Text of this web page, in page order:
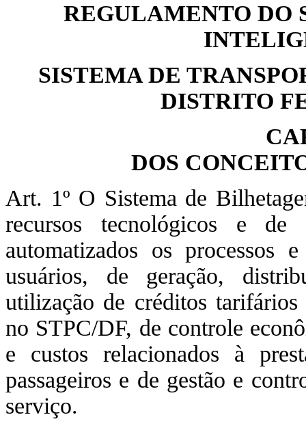
REGULAMENTO DO
SISTEMA DE
DISTRITO
DOS
Art. 1º O Sistema de
recursos tecnológicos e
automatizados os processos
usuários, de geração,
utilização de créditos
no STPC/DF, de controle
e custos relacionados à
passageiros e de gestão e
serviço.